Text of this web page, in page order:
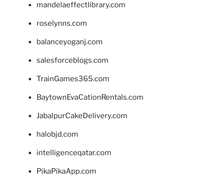
mandelaeffectlibrary.com
roselynns.com
balanceyoganj.com
salesforceblogs.com
TrainGames365.com
BaytownEvaCationRentals.com
JabalpurCakeDelivery.com
halobjd.com
intelligenceqatar.com
PikaPikaApp.com